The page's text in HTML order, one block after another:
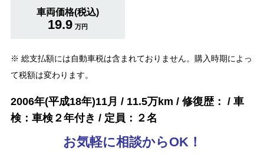
車両価格(税込)
19.9 万円
※ 総支払額には自動車税は含まれておりません。購入時期によっ
て税額は変わります。
2006年(平成18年)11月 / 11.5万km / 修復歴： / 車
検：車検２年付き / 定員：２名
お気軽に相談からOK！